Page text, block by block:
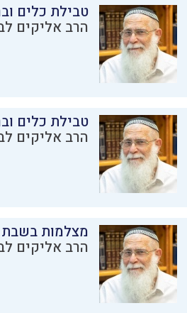
טבילת כלים
הרב אליקים
טבילת כלים
הרב אליקים
מצלמות בשבת
הרב אליקים